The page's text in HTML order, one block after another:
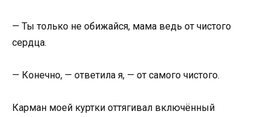
— Ты только не обижайся, мама ведь от чистого
сердца.
— Конечно, — ответила я, — от самого чистого.
Карман моей куртки оттягивал включённый